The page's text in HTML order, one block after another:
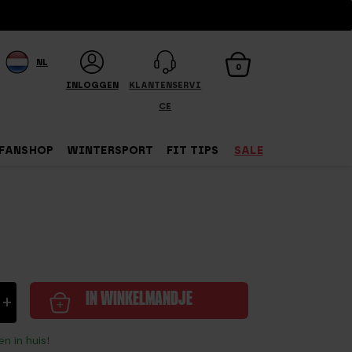
NL
INLOGGEN KLANTENSERVI
CE
0
FANSHOP WINTERSPORT FIT TIPS SALE
+ IN WINKELMANDJE
in huis!